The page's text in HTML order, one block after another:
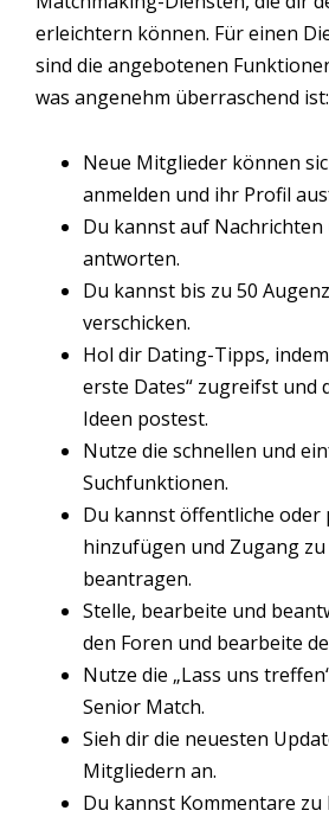
erleichtern können. Für einen
sind die angebotenen
was angenehm überraschend ist:
Neue Mitglieder können
anmelden und ihr Profil
Du kannst auf Nachrichten
antworten.
Du kannst bis zu 50
verschicken.
Hol dir Dating-Tipps,
erste Dates“ zugreifst und
Ideen postest.
Nutze die schnellen und
Suchfunktionen.
Du kannst öffentliche oder
hinzufügen und Zugang
beantragen.
Stelle, bearbeite und
den Foren und bearbeite
Nutze die „Lass uns
Senior Match.
Sieh dir die neuesten
Mitgliedern an.
Du kannst Kommentare zu